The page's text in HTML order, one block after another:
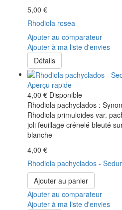
5,00 €
Rhodiola rosea
Ajouter au comparateur
Ajouter à ma liste d'envies
Détails
Aperçu rapide
4,00 € Disponible
Rhodiola pachyclados :
Rhodiola primuloides var.
joli feuillage crénelé bleuté
blanche
4,00 €
Rhodiola pachyclados -
Ajouter au panier
Ajouter au comparateur
Ajouter à ma liste d'envies